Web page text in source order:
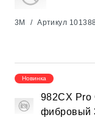
3M / Артикул
Новинка
982CX
фибровый